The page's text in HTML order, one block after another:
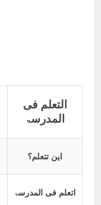
التعلم فی
المدرسۃ
این تتعلم؟
اتعلم فی المدرسۃ